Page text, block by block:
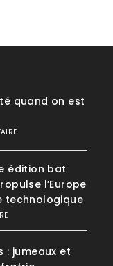
quand on est
édition bat
l’Europe
technologique
: jumeaux et